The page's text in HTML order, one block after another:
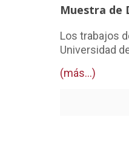
Muestra de
Los trabajos
Universidad
(más…)